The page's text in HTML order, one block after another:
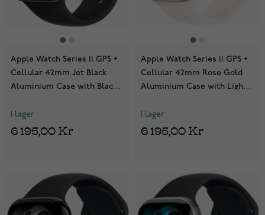
Apple Watch Series 11 GPS +
Cellular 42mm Jet Black
Aluminium Case with Black
I lager
6 195,00 Kr
Apple Watch Series 11 GPS +
Cellular 42mm Rose Gold
Aluminium Case with Light
MF8E4QN/A
I lager
6 195,00 Kr